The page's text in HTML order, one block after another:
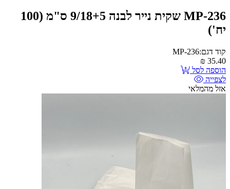
MP-236 שקית נייר לבנה 9/18+5 ס"מ (100
יח')
קוד דגם:MP-236
35.40
₪
הוספה לסל
לצפייה
אזל מהמלאי